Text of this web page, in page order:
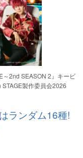
～2nd SEASON 2』キービ
製作委員会2026
ランダム16種!